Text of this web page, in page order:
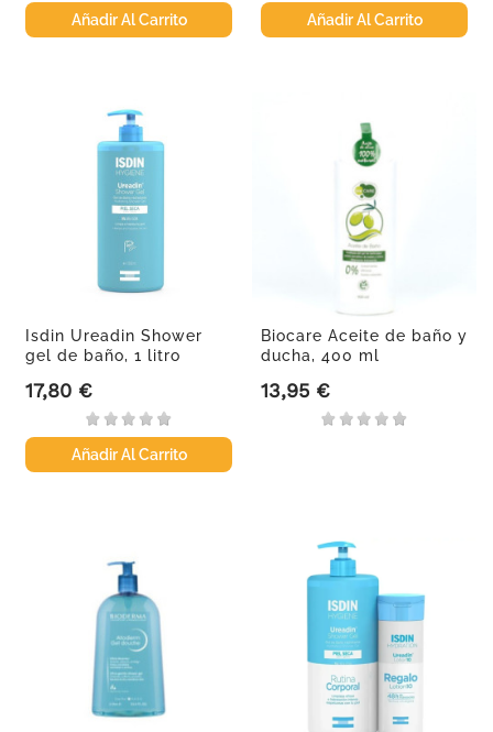
Añadir Al Carrito Añadir Al Carrito
Isdin Ureadin Shower
gel de baño, 1 litro
Precio
17,80 €
Añadir Al Carrito
Biocare Aceite de baño y
ducha, 400 ml
Precio
13,95 €